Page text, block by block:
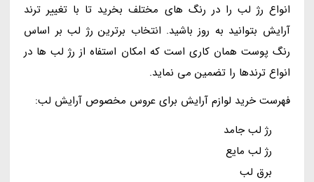
انواع رژ لب را در رنگ های مختلف بخرید تا با تغییر ترند
آرایش بتوانید به روز باشید. انتخاب برترین رژ لب بر اساس
رنگ پوست همان کاری است که امکان استفاه از رژ لب ها در
انواع ترندها را تضمین می نماید.
فهرست خرید لوازم آرایش برای عروس مخصوص آرایش لب:
رژ لب جامد
رژ لب مایع
برق لب